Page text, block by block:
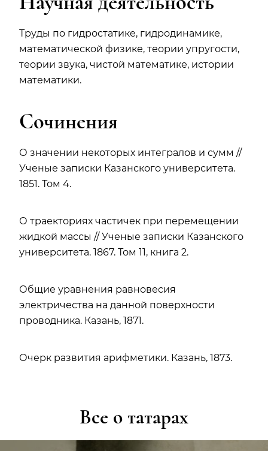
Труды по гидростатике, гидродинамике,
математической физике, теории упругости,
теории звука, чистой математике, истории
математики.
Сочинения
О значении некоторых интегралов и сумм //
Ученые записки Казанского университета.
1851. Том 4.
О траекториях частичек при перемещении
жидкой массы // Ученые записки Казанского
университета. 1867. Том 11, книга 2.
Общие уравнения равновесия
электричества на данной поверхности
проводника. Казань, 1871.
Очерк развития арифметики. Казань, 1873.
Все о татарах